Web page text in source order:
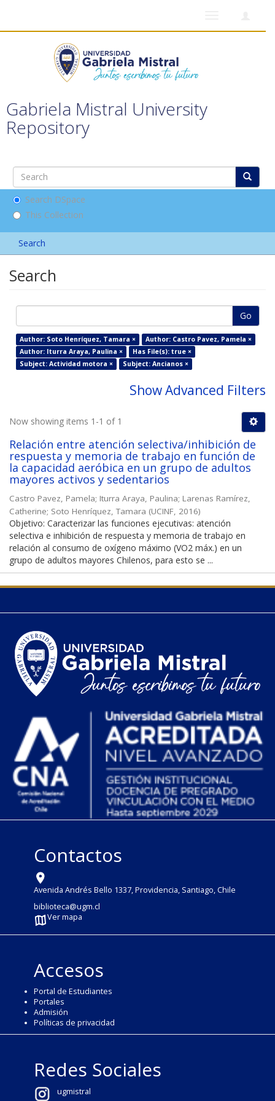
Gabriela Mistral University
Repository
Search DSpace
This Collection
Search
Search
Go
Author: Soto Henríquez, Tamara ×
Author: Castro Pavez, Pamela ×
Author: Iturra Araya, Paulina ×
Has File(s): true ×
Subject: Actividad motora ×
Subject: Ancianos ×
Show Advanced Filters
Now showing items 1-1 of 1
Relación entre atención selectiva/inhibición de
respuesta y memoria de trabajo en función de
la capacidad aeróbica en un grupo de adultos
mayores activos y sedentarios
Castro Pavez, Pamela; Iturra Araya, Paulina; Larenas Ramírez,
Catherine; Soto Henríquez, Tamara (UCINF, 2016)
Objetivo: Caracterizar las funciones ejecutivas: atención
selectiva e inhibición de respuesta y memoria de trabajo en
relación al consumo de oxígeno máximo (VO2 máx.) en un
grupo de adultos mayores Chilenos, para esto se ...
Contactos
Avenida Andrés Bello 1337, Providencia, Santiago, Chile
biblioteca@ugm.cl
Ver mapa
Accesos
Portal de Estudiantes
Portales
Admisión
Políticas de privacidad
Redes Sociales
ugmistral